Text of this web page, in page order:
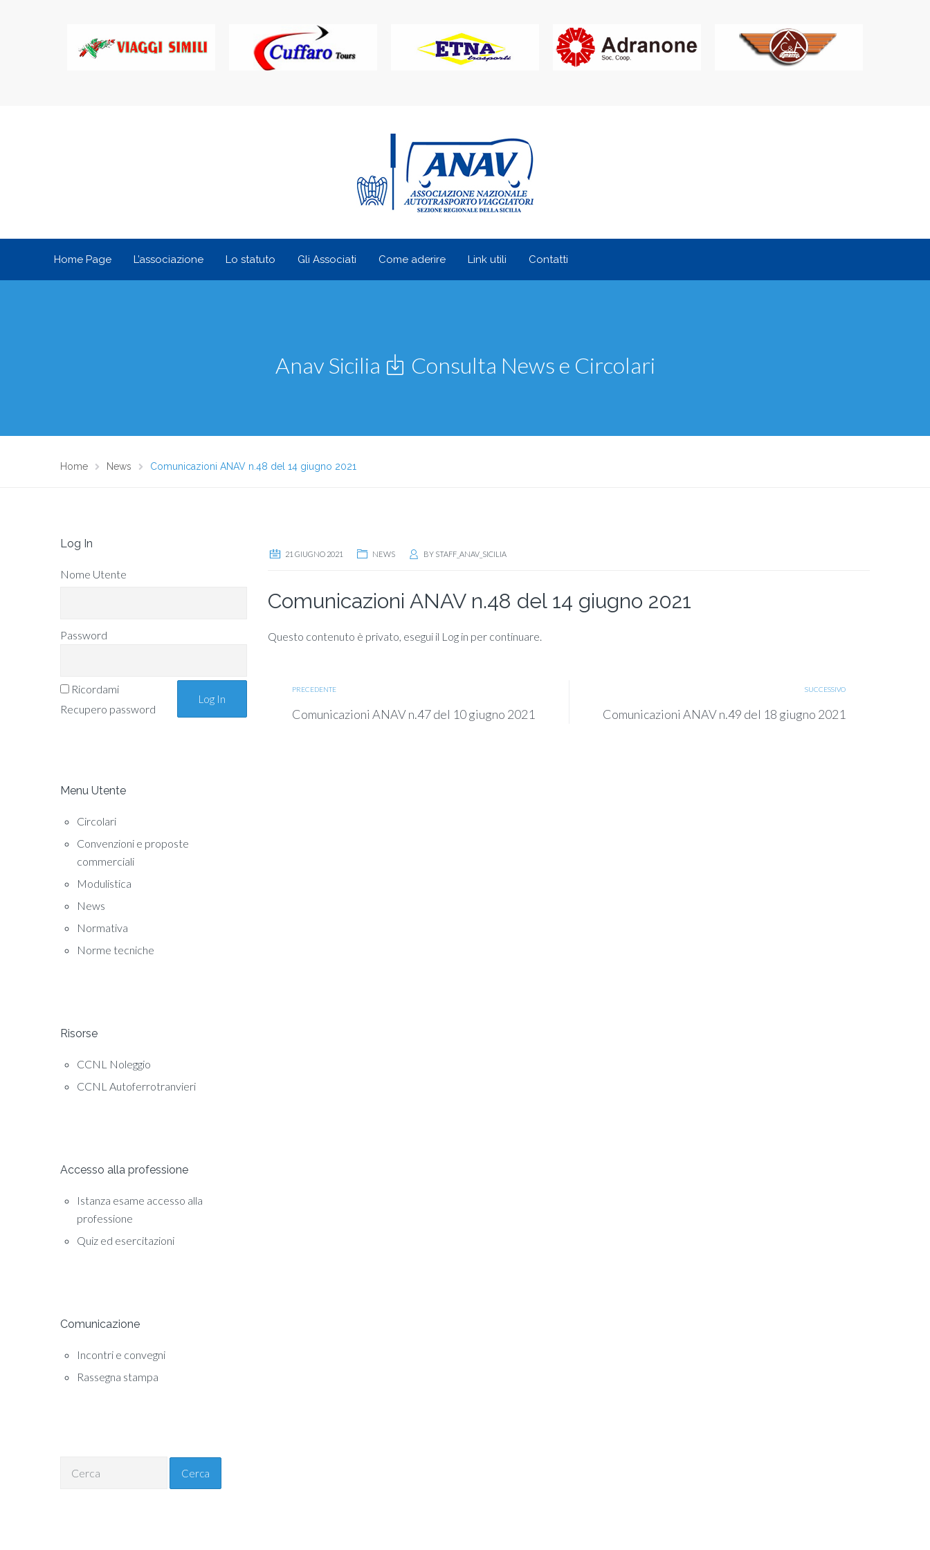
Home Page L’associazione Lo statuto Gli Associati Come aderire Link utili Contatti
Anav Sicilia Consulta News e Circolari
Home News Comunicazioni ANAV n.48 del 14 giugno 2021
Log In
Nome Utente
Password
Ricordami
Recupero password
Menu Utente
Circolari
Convenzioni e proposte
commerciali
Modulistica
News
Normativa
Norme tecniche
Risorse
CCNL Noleggio
CCNL Autoferrotranvieri
Accesso alla professione
Istanza esame accesso alla
professione
Quiz ed esercitazioni
Comunicazione
Incontri e convegni
Rassegna stampa
Cerca
21 GIUGNO 2021 NEWS BY STAFF_ANAV_SICILIA
Comunicazioni ANAV n.48 del 14 giugno 2021
Questo contenuto è privato, esegui il Log in per continuare.
PRECEDENTE
Comunicazioni ANAV n.47 del 10 giugno 2021
SUCCESSIVO
Comunicazioni ANAV n.49 del 18 giugno 2021